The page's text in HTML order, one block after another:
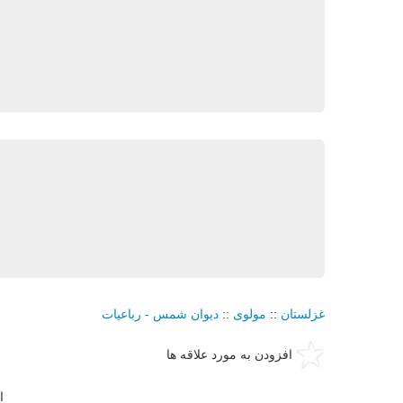
غزلستان :: مولوی :: دیوان شمس - رباعیات
افزودن به مورد علاقه ها